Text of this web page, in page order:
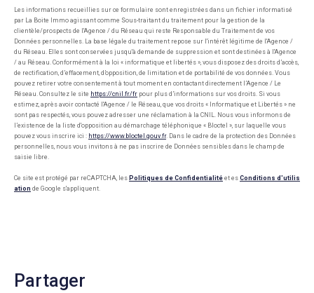
Les informations recueillies sur ce formulaire sont enregistrées dans un fichier informatisé
par La Boite Immo agissant comme Sous-traitant du traitement pour la gestion de la
clientèle/prospects de l'Agence / du Réseau qui reste Responsable du Traitement de vos
Données personnelles. La base légale du traitement repose sur l'intérêt légitime de l'Agence /
du Réseau. Elles sont conservées jusqu'à demande de suppression et sont destinées à l'Agence
/ au Réseau. Conformément à la loi « informatique et libertés », vous disposez des droits d’accès,
de rectification, d’effacement, d’opposition, de limitation et de portabilité de vos données. Vous
pouvez retirer votre consentement à tout moment en contactant directement l’Agence / Le
Réseau. Consultez le site https://cnil.fr/fr pour plus d’informations sur vos droits. Si vous
estimez, après avoir contacté l'Agence / le Réseau, que vos droits « Informatique et Libertés » ne
sont pas respectés, vous pouvez adresser une réclamation à la CNIL. Nous vous informons de
l’existence de la liste d'opposition au démarchage téléphonique « Bloctel », sur laquelle vous
pouvez vous inscrire ici : https://www.bloctel.gouv.fr. Dans le cadre de la protection des Données
personnelles, nous vous invitons à ne pas inscrire de Données sensibles dans le champ de
saisie libre.
Ce site est protégé par reCAPTCHA, les Politiques de Confidentialité et es Conditions d'utilis
ation de Google s'appliquent.
partager